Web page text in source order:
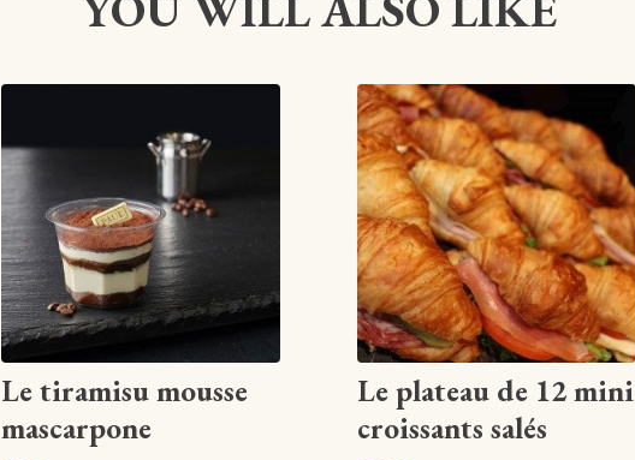
View article
Le tiramisu mousse
mascarpone
View article
Le plateau de 12 mini
croissants salés